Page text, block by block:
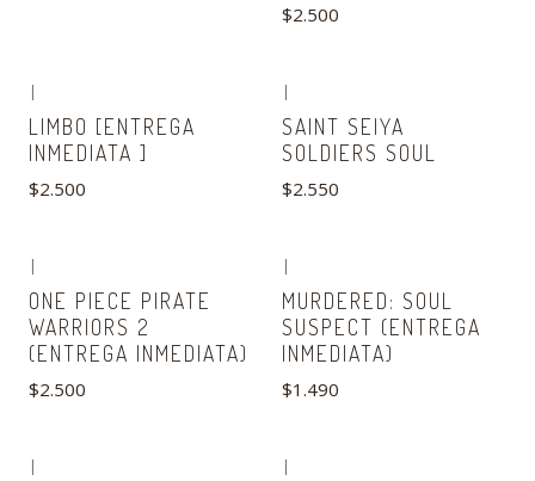
$2.500
|
LIMBO [ENTREGA
INMEDIATA ]
$2.500
|
SAINT SEIYA
SOLDIERS SOUL
$2.550
|
ONE PIECE PIRATE
WARRIORS 2
(ENTREGA INMEDIATA)
$2.500
|
MURDERED: SOUL
SUSPECT (ENTREGA
INMEDIATA)
$1.490